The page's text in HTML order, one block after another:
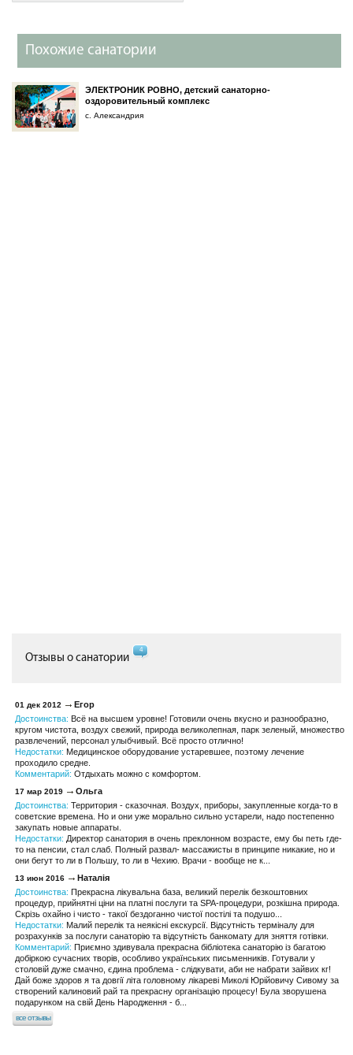
Похожие санатории
ЭЛЕКТРОНИК РОВНО, детский санаторно-
оздоровительный комплекс
с. Александрия
Отзывы о санатории
4
01 дек 2012
Егор
Достоинства: Всё на высшем уровне! Готовили очень вкусно и разнообразно,
кругом чистота, воздух свежий, природа великолепная, парк зеленый, множество
развлечений, персонал улыбчивый. Всё просто отлично!
Недостатки: Медицинское оборудование устаревшее, поэтому лечение
проходило средне.
Комментарий: Отдыхать можно с комфортом.
17 мар 2019
Ольга
Достоинства: Территория - сказочная. Воздух, приборы, закупленные когда-то в
советские времена. Но и они уже морально сильно устарели, надо постепенно
закупать новые аппараты.
Недостатки: Директор санатория в очень преклонном возрасте, ему бы петь где-
то на пенсии, стал слаб. Полный развал- массажисты в принципе никакие, но и
они бегут то ли в Польшу, то ли в Чехию. Врачи - вообще не к...
13 июн 2016
Наталія
Достоинства: Прекрасна лікувальна база, великий перелік безкоштовних
процедур, прийнятні ціни на платні послуги та SPA-процедури, розкішна природа.
Скрізь охайно і чисто - такої бездоганно чистої постілі та подушо...
Недостатки: Малий перелік та неякісні екскурсії. Відсутність терміналу для
розрахунків за послуги санаторію та відсутність банкомату для зняття готівки.
Комментарий: Приємно здивувала прекрасна бібліотека санаторію із багатою
добіркою сучасних творів, особливо українських письменників. Готували у
столовій дуже смачно, єдина проблема - слідкувати, аби не набрати зайвих кг!
Дай боже здоров я та довгії літа головному лікареві Миколі Юрійовичу Сивому за
створений калиновий рай та прекрасну організацію процесу! Була зворушена
подарунком на свій День Народження - б...
все отзывы